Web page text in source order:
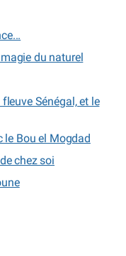
du naturel
Sénégal, et le
le Bou el Mogdad
chez soi